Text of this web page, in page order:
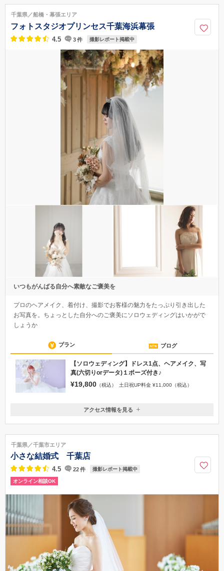
千葉県／船橋・幕張エリア
フォトスタジオプリンセス千葉海浜幕張
4.5 3件 撮影レポート掲載中
いつもがんばる自分へ素敵なご褒美を
プロのヘアメイク、着付け、撮影でお客様の魅力をたっぷり引き出した
お写真を。ちょっとした自分へのご褒美にソロウェディングはいかがで
しょうか
プラン ブログ
【ソロウェディング】ドレス1点、ヘアメイク、写
真(六切りorデータ)１ポーズ付き♪
¥19,800 （税込） 土日祝UP料金 ¥11,000（税込）
千葉県千葉市美浜区ひび野2丁目4番地 プレナ2F
0120-499-272
アクセス情報を見る
千葉県／千葉市エリア
小さな結婚式 千葉店
4.5 22件 撮影レポート掲載中
オンライン相談OK